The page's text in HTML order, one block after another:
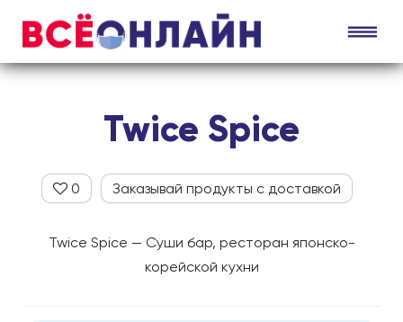
Twice Spice
0 Заказывай продукты с доставкой
Twice Spice — Суши бар, ресторан японско-
корейской кухни